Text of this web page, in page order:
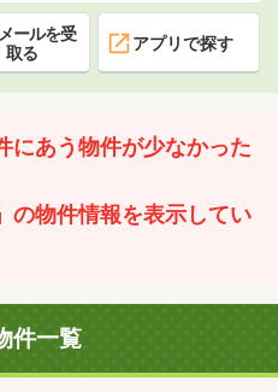
ールを受
取る
アプリで探す
にあう物件が少なかった
の物件情報を表示してい
件一覧